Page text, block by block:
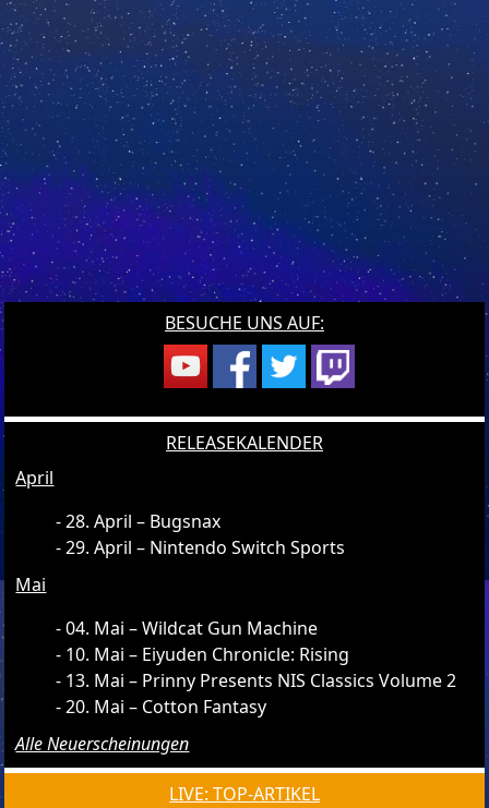
BESUCHE UNS AUF:
RELEASEKALENDER
April
28. April – Bugsnax
29. April – Nintendo Switch Sports
Mai
04. Mai – Wildcat Gun Machine
10. Mai – Eiyuden Chronicle: Rising
13. Mai – Prinny Presents NIS Classics Volume 2
20. Mai – Cotton Fantasy
Alle Neuerscheinungen
LIVE: TOP-ARTIKEL